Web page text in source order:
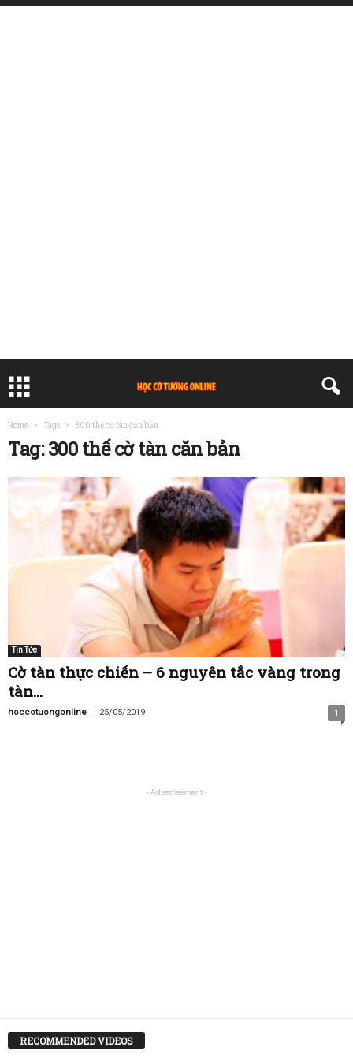
Home Tags 300 thế cờ tàn căn bản
Tag: 300 thế cờ tàn căn bản
Tin Tức
Cờ tàn thực chiến – 6 nguyên tắc vàng trong
tàn...
hoccotuongonline - 25/05/2019 1
- Advertisement -
RECOMMENDED VIDEOS